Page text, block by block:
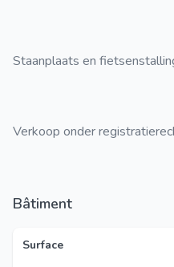
Staanplaats en
Verkoop onder
Bâtiment
Surface